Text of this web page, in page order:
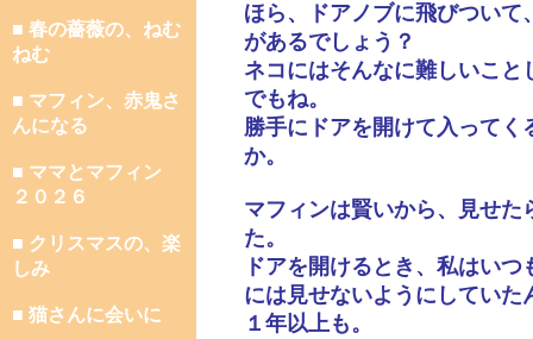
■ 春の薔薇の、ねむ
ねむ
■ マフィン、赤鬼さ
んになる
■ ママとマフィン
２０２６
■ クリスマスの、楽
しみ
■ 猫さんに会いに
ほら、ドアノブに飛びつい
があるでしょう？
ネコにはそんなに難しいこと
でもね。
勝手にドアを開けて入って
か。
マフィンは賢いから、見せ
た。
ドアを開けるとき、私はい
には見せないようにしていた
１年以上も。